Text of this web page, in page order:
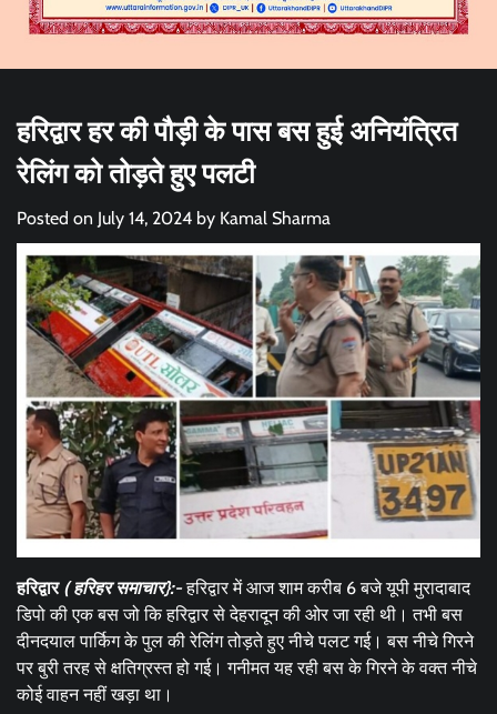
हरिद्वार हर की पौड़ी के पास बस हुई अनियंत्रित
रेलिंग को तोड़ते हुए पलटी
Posted on July 14, 2024 by Kamal Sharma
हरिद्वार ( हरिहर समाचार}:-हरिद्वार में आज शाम करीब 6 बजे यूपी मुरादाबाद
डिपो की एक बस जो कि हरिद्वार से देहरादून की ओर जा रही थी। तभी बस
दीनदयाल पार्किग के पुल की रेलिंग तोड़ते हुए नीचे पलट गई। बस नीचे गिरने
पर बुरी तरह से क्षतिग्रस्त हो गई। गनीमत यह रही बस के गिरने के वक्त नीचे
कोई वाहन नहीं खड़ा था।